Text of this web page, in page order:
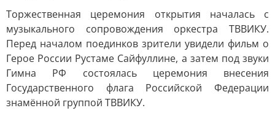
Торжественная церемония открытия началась с
музыкального сопровождения оркестра ТВВИКУ.
Перед началом поединков зрители увидели фильм о
Герое России Рустаме Сайфуллине, а затем под звуки
Гимна РФ состоялась церемония внесения
Государственного флага Российской Федерации
знамённой группой ТВВИКУ.